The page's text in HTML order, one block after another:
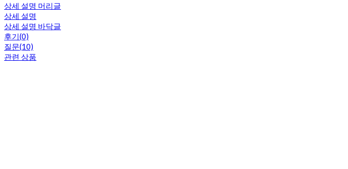
상세 설명 머리글
상세 설명
상세 설명 바닥글
후기(0)
질문(10)
관련 상품